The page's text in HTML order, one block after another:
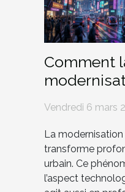
Comment
Vendredi 6 mars
La
transforme
urbain. Ce
l’aspect